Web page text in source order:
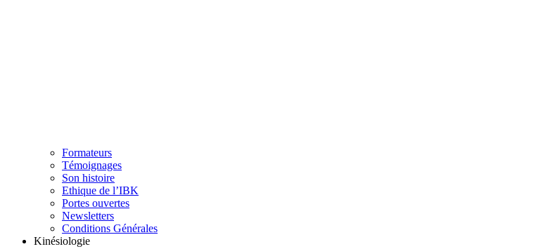
Formateurs
Témoignages
Son histoire
Ethique de l’IBK
Portes ouvertes
Newsletters
Conditions Générales
Kinésiologie